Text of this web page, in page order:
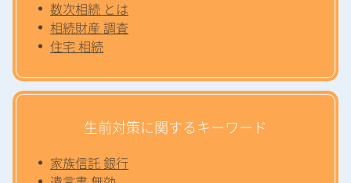
数次相続 とは
相続財産 調査
住宅 相続
生前対策に関するキーワード
家族信託 銀行